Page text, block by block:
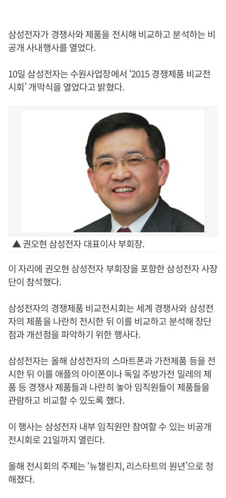
삼성전자가 경쟁사와 제품을 전시해 비교하고 분석하는 비
공개 사내행사를 열었다.
10일 삼성전자는 수원사업장에서 ‘2015 경쟁제품 비교전
시회’ 개막식을 열었다고 밝혔다.
▲ 권오현 삼성전자 대표이사 부회장.
이 자리에 권오현 삼성전자 부회장을 포함한 삼성전자 사장
단이 참석했다.
삼성전자의 경쟁제품 비교전시회는 세계 경쟁사와 삼성전
자의 제품을 나란히 전시한 뒤 이를 비교하고 분석해 장단
점과 개선점을 파악하기 위한 행사다.
삼성전자는 올해 삼성전자의 스마트폰과 가전제품 등을 전
시한 뒤 이를 애플의 아이폰이나 독일 주방가전 밀레의 제
품 등 경쟁사 제품들과 나란히 놓아 임직원들이 제품들을
관람하고 비교할 수 있도록 했다.
이 행사는 삼성전자 내부 임직원만 참여할 수 있는 비공개
전시회로 21일까지 열린다.
올해 전시회의 주제는 ‘뉴챌린지, 리스타트의 원년’으로 정
해졌다.